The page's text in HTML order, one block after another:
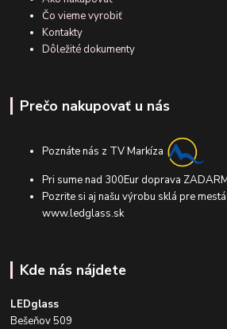
Čo vieme vyrobiť
Kontakty
Dôležité dokumenty
Prečo nakupovať u nás
Poznáte nás z TV Markíza
Pri sume nad 300Eur doprava
Pozrite si aj našu výrobu sklá pre
www.ledglass.sk
Kde nás nájdete
LEDglass
Bešeňov 509